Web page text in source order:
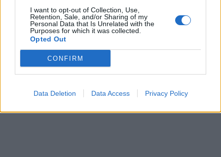
I want to opt-out of Collection, Use,
Retention, Sale, and/or Sharing of my
Personal Data that Is Unrelated with the
Purposes for which it was collected.
Opted Out
CONFIRM
Data Deletion Data Access Privacy Policy